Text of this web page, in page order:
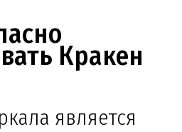
Кракен
является